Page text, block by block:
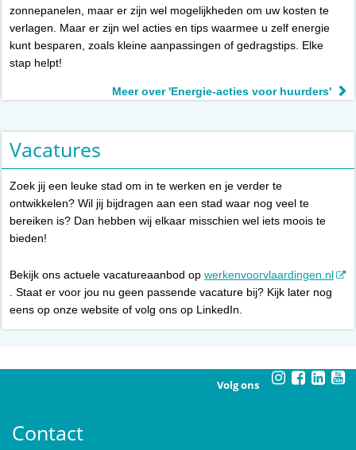
zonnepanelen, maar er zijn wel mogelijkheden om uw kosten te
verlagen. Maar er zijn wel acties en tips waarmee u zelf energie
kunt besparen, zoals kleine aanpassingen of gedragstips. Elke
stap helpt!
Meer over 'Energie-acties voor huurders'
Vacatures
Zoek jij een leuke stad om in te werken en je verder te
ontwikkelen? Wil jij bijdragen aan een stad waar nog veel te
bereiken is? Dan hebben wij elkaar misschien wel iets moois te
bieden!
Bekijk ons actuele vacatureaanbod op werkenvoorvlaardingen.nl
. Staat er voor jou nu geen passende vacature bij? Kijk later nog
eens op onze website of volg ons op LinkedIn.
Volg ons
Contact